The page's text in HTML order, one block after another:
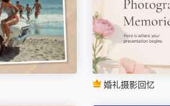
婚礼摄影回忆